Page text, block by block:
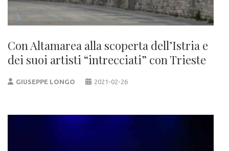
Con Altamarea alla scoperta dell’Istria e
dei suoi artisti “intrecciati” con Trieste
GIUSEPPE LONGO 2021-02-26